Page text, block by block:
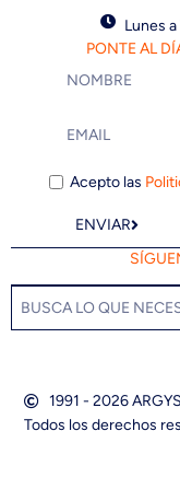
Lunes
PONTE AL
Acepto las
ENVIAR
1991 - 2026
Todos los derechos